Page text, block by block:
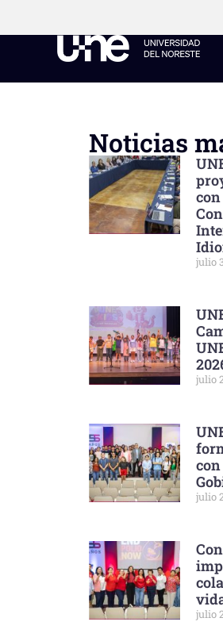
Noticias
julio
julio
julio
julio